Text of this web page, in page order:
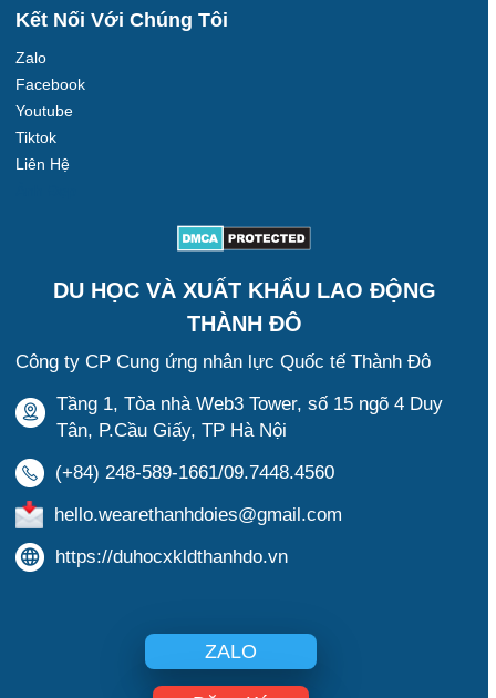
Kết Nối Với Chúng Tôi
Zalo
Facebook
Youtube
Tiktok
Liên Hệ
DU HỌC VÀ XUẤT KHẨU LAO ĐỘNG
THÀNH ĐÔ
Công ty CP Cung ứng nhân lực Quốc tế Thành Đô
Tầng 1, Tòa nhà Web3 Tower, số 15 ngõ 4 Duy
Tân, P.Cầu Giấy, TP Hà Nội
(+84) 248-589-1661/09.7448.4560
hello.wearethanhdoies@gmail.com
https://duhocxkldthanhdo.vn
ZALO